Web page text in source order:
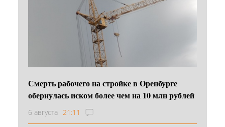
Смерть рабочего на стройке в Оренбурге
обернулась иском более чем на 10 млн рублей
6 августа 21:11